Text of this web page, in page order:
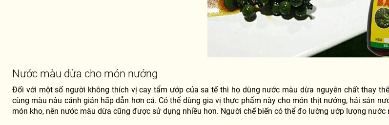
Nước màu dừa cho món nướng
Đối với một số người không thích vị cay tẩm ướp của sa tế thì họ dùng nước màu dừa nguyên chất thay
cùng màu nâu cánh gián hấp dẫn hơn cả. Có thể dùng gia vị thực phẩm này cho món thịt nướng, hải sản
món kho, nên nước màu dừa cũng được sử dụng nhiều hơn. Người chế biến có thể đo lường ướp lượng